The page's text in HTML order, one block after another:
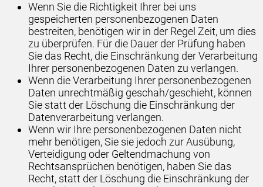
Wenn Sie die Richtigkeit Ihrer bei uns
gespeicherten personenbezogenen Daten
bestreiten, benötigen wir in der Regel Zeit, um dies
zu überprüfen. Für die Dauer der Prüfung haben
Sie das Recht, die Einschränkung der Verarbeitung
Ihrer personenbezogenen Daten zu verlangen.
Wenn die Verarbeitung Ihrer personenbezogenen
Daten unrechtmäßig geschah/geschieht, können
Sie statt der Löschung die Einschränkung der
Datenverarbeitung verlangen.
Wenn wir Ihre personenbezogenen Daten nicht
mehr benötigen, Sie sie jedoch zur Ausübung,
Verteidigung oder Geltendmachung von
Rechtsansprüchen benötigen, haben Sie das
Recht, statt der Löschung die Einschränkung der